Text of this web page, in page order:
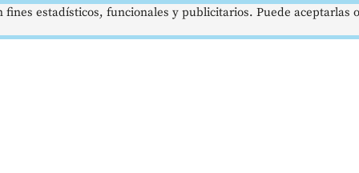
estadísticos, funcionales y publicitarios. Puede aceptarlas